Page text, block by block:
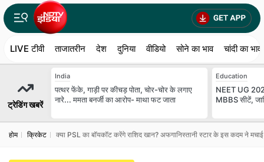
LIVE टीवी ताजातरीन देश दुनिया वीडियो सोने का भाव चांदी का भाव
ट्रेडिंग खबरें
India
पत्थर फेंके, गाड़ी पर कीचड़ पोता, चोर-चोर के लगाए
नारे... ममता बनर्जी का आरोप- माथा फट जाता
Education
NEET UG
MBBS सीटें,
होम क्रिकेट क्या PSL का बॉयकॉट करेंगे राशिद खान? अफगानिस्तानी स्टार के इस कदम ने